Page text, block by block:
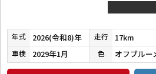
年式 2026(令和8)年 走行 17km
車検 2029年1月 色